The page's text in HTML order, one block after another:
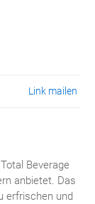
Link mailen
Beverage
anbietet. Das
erfrischen und